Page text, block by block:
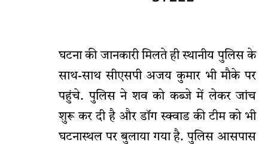
घटना की जानकारी मिलते ही स्थानीय पुलिस के
साथ-साथ सीएसपी अजय कुमार भी मौके पर
पहुंचे. पुलिस ने शव को कब्जे में लेकर जांच
शुरू कर दी है और डॉग स्क्वाड की टीम को भी
घटनास्थल पर बुलाया गया है. पुलिस आसपास